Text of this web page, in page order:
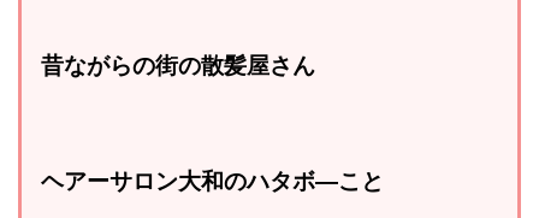
昔ながらの街の散髪屋さん
ヘアーサロン大和のハタボ―こと